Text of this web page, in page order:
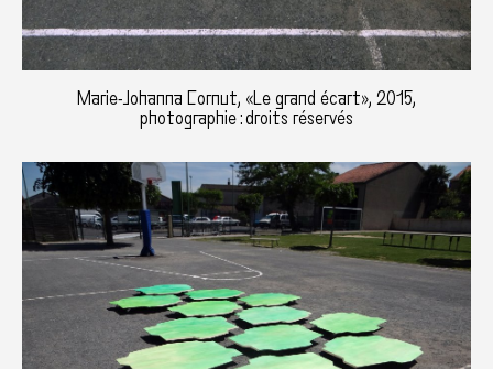
Marie-Johanna Cornut, «Le grand écart», 2015,
photographie : droits réservés